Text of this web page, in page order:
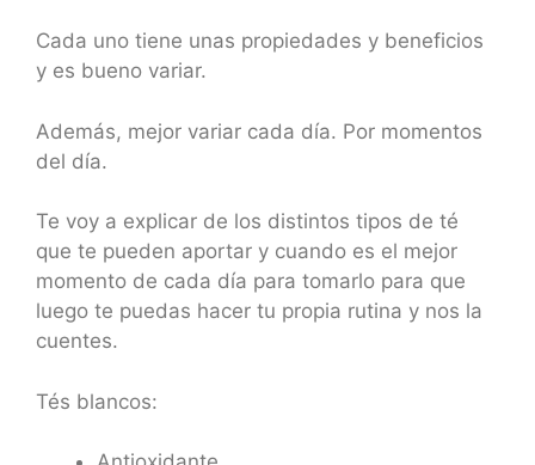
Cada uno tiene unas propiedades y beneficios
y es bueno variar.
Además, mejor variar cada día. Por momentos
del día.
Te voy a explicar de los distintos tipos de té
que te pueden aportar y cuando es el mejor
momento de cada día para tomarlo para que
luego te puedas hacer tu propia rutina y nos la
cuentes.
Tés blancos: